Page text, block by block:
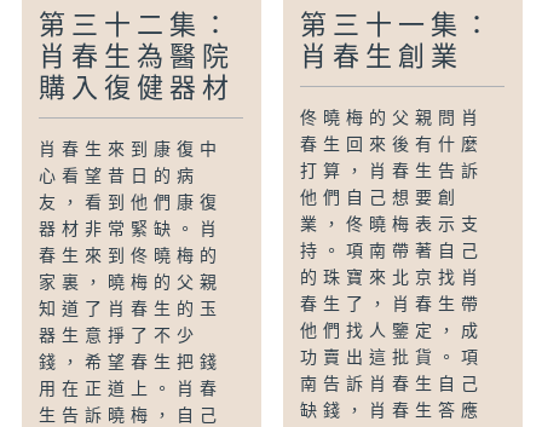
第三十二集：
肖春生為醫院
購入復健器材
肖春生來到康復中
心看望昔日的病
友，看到他們康復
器材非常緊缺。肖
春生來到佟曉梅的
家裏，曉梅的父親
知道了肖春生的玉
器生意掙了不少
錢，希望春生把錢
用在正道上。肖春
生告訴曉梅，自己
第三十一集：
肖春生創業
佟曉梅的父親問肖
春生回來後有什麼
打算，肖春生告訴
他們自己想要創
業，佟曉梅表示支
持。項南帶著自己
的珠寶來北京找肖
春生了，肖春生帶
他們找人鑒定，成
功賣出這批貨。項
南告訴肖春生自己
缺錢，肖春生答應